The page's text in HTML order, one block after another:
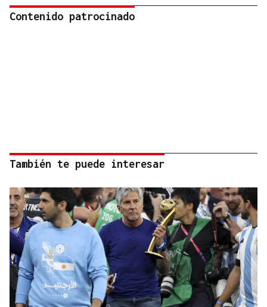
Contenido patrocinado
También te puede interesar